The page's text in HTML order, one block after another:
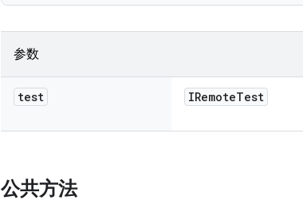
参数
test IRemoteTest
公共方法